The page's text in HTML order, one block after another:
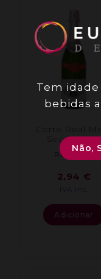
Corte Real
Seco 0,75 L
REF: 1820
2,94 €
Adicionar
Tem
bebidas
Não,